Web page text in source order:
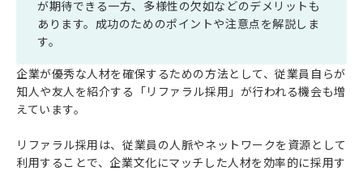
が期待できる一方、多様性の欠如などのデメリットも
あります。成功のためのポイントや注意点を解説しま
す。
企業が優秀な人材を確保するための方法として、従業員自らが
知人や友人を紹介する「リファラル採用」が行われる機会も増
えています。
リファラル採用は、従業員の人脈やネットワークを資源として
利用することで、企業文化にマッチした人材を効率的に採用す